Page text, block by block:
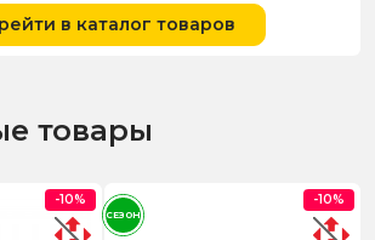
в каталог товаров
товары
-10% -10%
СЕЗОН